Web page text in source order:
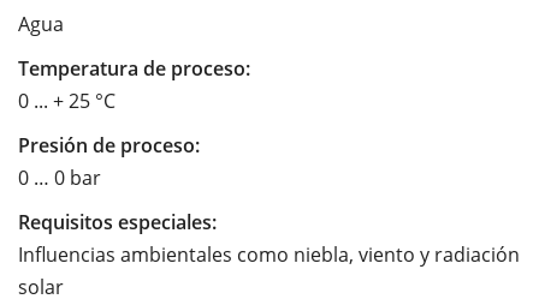
Agua
Temperatura de proceso:
0 ... + 25 °C
Presión de proceso:
0 … 0 bar
Requisitos especiales:
Influencias ambientales como niebla, viento y radiación
solar